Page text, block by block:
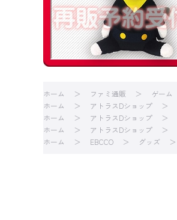
ホーム ファミ通販 ゲーム
ホーム
アトラスDショップ
ホーム
アトラスDショップ
ホーム
アトラスDショップ
ホーム
EBCCO グッズ